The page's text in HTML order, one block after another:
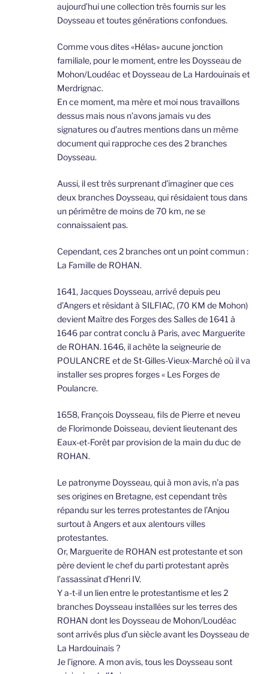
aujourd’hui une collection très fournis sur les
Doysseau et toutes générations confondues.
Comme vous dites «Hélas» aucune jonction
familiale, pour le moment, entre les Doysseau de
Mohon/Loudéac et Doysseau de La Hardouinais et
Merdrignac.
En ce moment, ma mère et moi nous travaillons
dessus mais nous n’avons jamais vu des
signatures ou d’autres mentions dans un même
document qui rapproche ces des 2 branches
Doysseau.
Aussi, il est très surprenant d’imaginer que ces
deux branches Doysseau, qui résidaient tous dans
un périmètre de moins de 70 km, ne se
connaissaient pas.
Cependant, ces 2 branches ont un point commun :
La Famille de ROHAN.
1641, Jacques Doysseau, arrivé depuis peu
d’Angers et résidant à SILFIAC, (70 KM de Mohon)
devient Maître des Forges des Salles de 1641 à
1646 par contrat conclu à Paris, avec Marguerite
de ROHAN. 1646, il achète la seigneurie de
POULANCRE et de St-Gilles-Vieux-Marché où il va
installer ses propres forges « Les Forges de
Poulancre.
1658, François Doysseau, fils de Pierre et neveu
de Florimonde Doisseau, devient lieutenant des
Eaux-et-Forêt par provision de la main du duc de
ROHAN.
Le patronyme Doysseau, qui à mon avis, n’a pas
ses origines en Bretagne, est cependant très
répandu sur les terres protestantes de l’Anjou
surtout à Angers et aux alentours villes
protestantes.
Or, Marguerite de ROHAN est protestante et son
père devient le chef du parti protestant après
l’assassinat d’Henri IV.
Y a-t-il un lien entre le protestantisme et les 2
branches Doysseau installées sur les terres des
ROHAN dont les Doysseau de Mohon/Loudéac
sont arrivés plus d’un siècle avant les Doysseau de
La Hardouinais ?
Je l’ignore. A mon avis, tous les Doysseau sont